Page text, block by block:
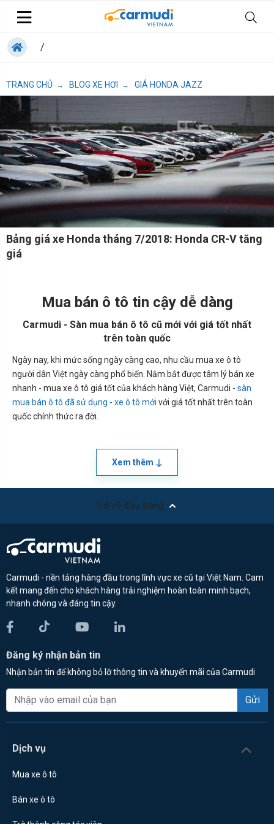
/
TRANG CHỦ → BLOG XE HƠI → GIÁ HONDA JAZZ
Bảng giá xe Honda tháng 7/2018: Honda CR-V tăng
giá
Mua bán ô tô tin cậy dễ dàng
Carmudi - Sàn mua bán ô tô cũ mới với giá tốt nhất
trên toàn quốc
Ngày nay, khi mức sống ngày càng cao, nhu cầu mua xe ô tô
người dân Việt ngày càng phổ biến. Nắm bắt được tâm lý bán xe
nhanh - mua xe ô tô giá tốt của khách hàng Việt, Carmudi - sàn
mua bán ô tô đã sử dụng - xe ô tô mới với giá tốt nhất trên toàn
quốc chính thức ra đời.
Xem thêm
Trở về đầu trang
Carmudi - nền tảng hàng đầu trong lĩnh vực xe cũ tại Việt Nam. Cam
kết mang đến cho khách hàng trải nghiệm hoàn toàn minh bạch,
nhanh chóng và đáng tin cậy.
Đăng ký nhận bản tin
Nhận bản tin để không bỏ lỡ thông tin và khuyến mãi của Carmudi
Gửi
Dịch vụ
Mua xe ô tô
Bán xe ô tô